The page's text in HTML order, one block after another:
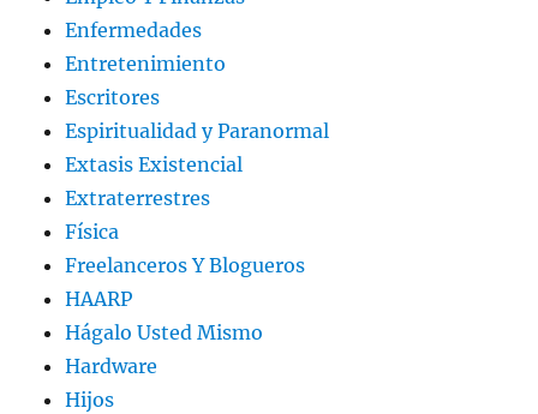
Enfermedades
Entretenimiento
Escritores
Espiritualidad y Paranormal
Extasis Existencial
Extraterrestres
Física
Freelanceros Y Blogueros
HAARP
Hágalo Usted Mismo
Hardware
Hijos